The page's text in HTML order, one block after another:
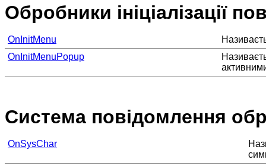
Обробники ініціалізації
OnInitMenu
OnInitMenuPopup
Система повідомлення
OnSysChar